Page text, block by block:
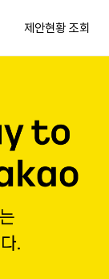
제안현황 조회